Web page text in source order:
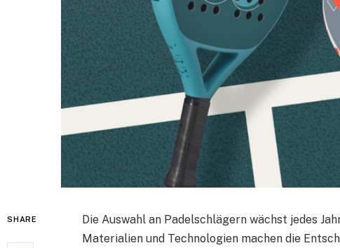
SHARE
Die Auswahl an Padelschlägern wächst jedes
Materialien und Technologien machen die